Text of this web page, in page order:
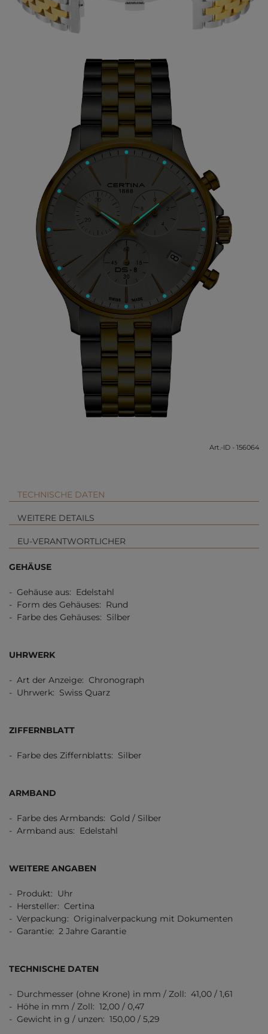
Art.-ID - 156064
TECHNISCHE DATEN
WEITERE DETAILS
EU-VERANTWORTLICHER
GEHÄUSE
- Gehäuse aus: Edelstahl
- Form des Gehäuses: Rund
- Farbe des Gehäuses: Silber
UHRWERK
- Art der Anzeige: Chronograph
- Uhrwerk: Swiss Quarz
ZIFFERNBLATT
- Farbe des Ziffernblatts: Silber
ARMBAND
- Farbe des Armbands: Gold / Silber
- Armband aus: Edelstahl
WEITERE ANGABEN
- Produkt: Uhr
- Hersteller: Certina
- Verpackung: Originalverpackung mit Dokumenten
- Garantie: 2 Jahre Garantie
TECHNISCHE DATEN
- Durchmesser (ohne Krone) in mm / Zoll: 41,00 / 1,61
- Höhe in mm / Zoll: 12,00 / 0,47
- Gewicht in g / unzen: 150,00 / 5,29